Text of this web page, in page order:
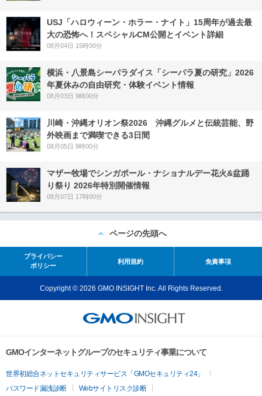
USJ「ハロウィーン・ホラー・ナイト」15周年が過去最
大の恐怖へ！スペシャルCM公開とイベント詳細
08月04日 15時00分
横浜・八景島シーパラダイス「シーパラ夏の研究」2026
年夏休みの自由研究・体験イベント情報
08月03日 9時00分
川崎・沖縄オリオン祭2026 沖縄グルメと伝統芸能、野
外映画まで満喫できる3日間
08月05日 9時00分
マザー牧場でシンガポール・ナショナルデー花火&盆踊
り祭り 2026年特別開催情報
08月07日 17時00分
ページの先頭へ
プライバシー
ポリシー
利用規約 免責事項
Copyright © 2026 GMO INSIGHT Inc. All Rights Reserved.
GMOインターネットグループのセキュリティ事業について
世界初総合ネットセキュリティサービス「GMOセキュリティ24」
パスワード漏洩診断
Webサイトリスク診断